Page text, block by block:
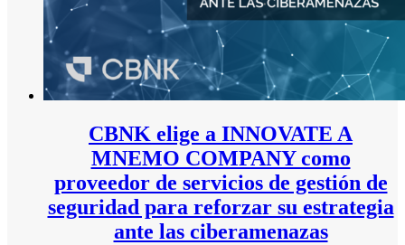
CBNK elige a INNOVATE A
MNEMO COMPANY como
proveedor de servicios de gestión de
seguridad para reforzar su estrategia
ante las ciberamenazas